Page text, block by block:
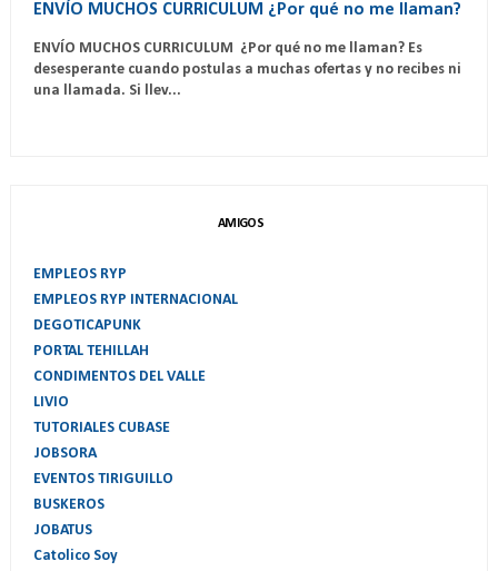
ENVÍO MUCHOS CURRICULUM ¿Por qué no me llaman?
ENVÍO MUCHOS CURRICULUM ¿Por qué no me llaman? Es
desesperante cuando postulas a muchas ofertas y no recibes ni
una llamada. Si llev...
AMIGOS
EMPLEOS RYP
EMPLEOS RYP INTERNACIONAL
DEGOTICAPUNK
PORTAL TEHILLAH
CONDIMENTOS DEL VALLE
LIVIO
TUTORIALES CUBASE
JOBSORA
EVENTOS TIRIGUILLO
BUSKEROS
JOBATUS
Catolico Soy